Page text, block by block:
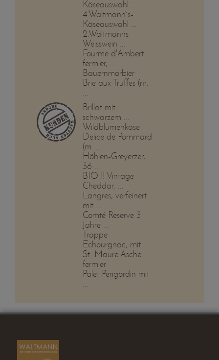
Käseauswahl ...
4.Waltmann`s-
Käseauswahl ...
2.Waltmanns
Weisswein ...
Fourme d'Ambert
fermier, ...
Bauernmorbier
Brie aux Truffes (m.
...
Brillat mit
schwarzem ...
Wildblumenkäse
Delice de Pommard
(m. ...
Höhlen-Greyerzer,
36 ...
BIO !! Vintage
Cheddar, ...
Langres, verfeinert
mit ...
Comté Reserve 3
Jahre ...
Trappe
Echourgnac, mit ...
St. Maure Asche
fermier
Palet Perigordin mit
...